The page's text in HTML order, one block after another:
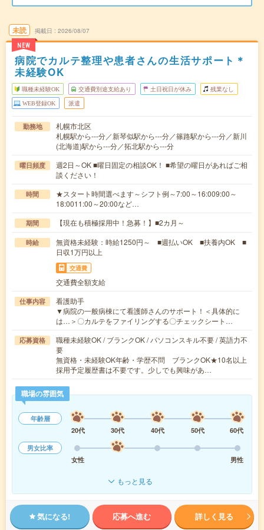
未読
NEW
掲載日 2026/08/07
病院でカルテ整理や患者さんの生活サポート＊
未経験OK
職種未経験OK 交通費別途支給あり 土日祝日が休み 残業なし
WEB登録OK 派遣
勤務地
札幌市北区
札幌駅から---分／新琴似駅から---分／篠路駅から---分／新川
(北海道)駅から---分／拓北駅から---分
曜日頻度
週2日～OK ■曜日固定の相談OK！ ■希望の曜日があればご相
談ください！
時間
★スタート時間選べます～シフト例～7:00～16:009:00～
18:0011:00～20:00など…
期間 【現在も積極採用中！急募！】■2カ月～
時給
無資格未経験：時給1250円～ ■週払いOK ■扶養内OK ■
日収1万円以上
交通費
交通費全額支給
仕事内容
看護助手
▼病院の一般病棟にて看護師さんのサポート！＜具体的に
は…＞〇カルテをファイリングする〇チェックシート…
応募資格
職種未経験OK / ブランクOK / パソコンスキル不要 / 英語力不
要
無資格・未経験OK年齢・学歴不問 ブランクOK★10名以上
採用予定履歴書は不要です。少しでも興味があ…
職場の雰囲気
年齢層
20代
30代 40代 50代
60代
男女比率
女性
男性
もっと見る
気になる! 応募へ進む 詳しく見る